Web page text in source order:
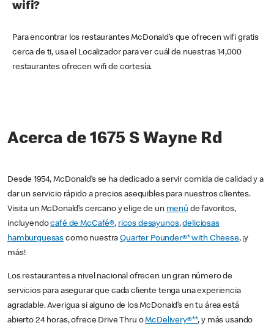
wifi?
Para encontrar los restaurantes McDonald’s que ofrecen wifi gratis
cerca de ti, usa el Localizador para ver cuál de nuestras 14,000
restaurantes ofrecen wifi de cortesía.
Acerca de 1675 S Wayne Rd
Desde 1954, McDonald’s se ha dedicado a servir comida de calidad y a
dar un servicio rápido a precios asequibles para nuestros clientes.
Visita un McDonald’s cercano y elige de un menú de favoritos,
incluyendocafé de McCafé®, ricos desayunos,deliciosas
hamburguesas como nuestraQuarter Pounder®* with Cheese, ¡y
más!
Los restaurantes a nivel nacional ofrecen un gran número de
servicios para asegurar que cada cliente tenga una experiencia
agradable. Averigua si alguno de los McDonald’s en tu área está
abierto 24 horas, ofrece Drive Thru oMcDelivery®**, y más usando